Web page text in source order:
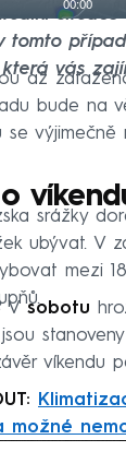
tomto
vás
až
bude na
se
srážky
ubývat. V
mezi
Vsobotu
víkendu
možné